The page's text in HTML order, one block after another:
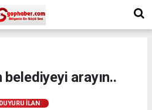
arayın..
DUYURU İLAN